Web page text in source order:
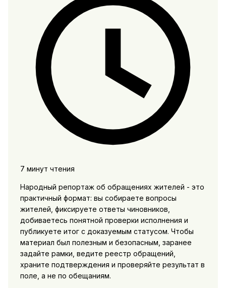
7 минут чтения
Народный репортаж об обращениях жителей - это
практичный формат: вы собираете вопросы
жителей, фиксируете ответы чиновников,
добиваетесь понятной проверки исполнения и
публикуете итог с доказуемым статусом. Чтобы
материал был полезным и безопасным, заранее
задайте рамки, ведите реестр обращений,
храните подтверждения и проверяйте результат в
поле, а не по обещаниям.